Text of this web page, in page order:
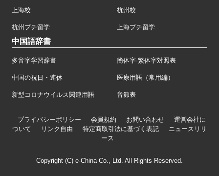
上海校 杭州校
杭州プチ留学 上海プチ留学
中国語辞書
多音字学習辞書 簡体字·繁体字対照表
中国の祝日・連休 医療用語（常用編）
新型コロナウイルス関連用語 音節表
プライバシーポリシー 会員規約 お問い合わせ
運営会社に
ついて
リンク自由 特定商取引法に基づく表記
ニュースリリ
ース
Copyright (C) e-China Co., Ltd. All Rights Reserved.